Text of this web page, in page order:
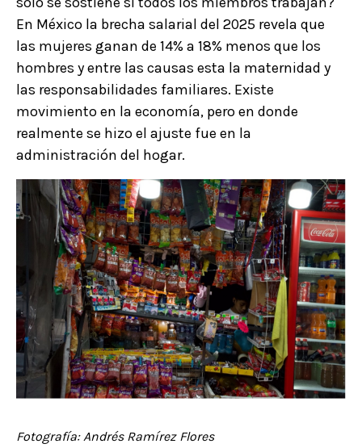
En México la brecha salarial del 2025 revela que
las mujeres ganan de 14% a 18% menos que los
hombres y entre las causas esta la maternidad y
las responsabilidades familiares. Existe
movimiento en la economía, pero en donde
realmente se hizo el ajuste fue en la
administración del hogar.
Fotografía: Andrés Ramírez Flores